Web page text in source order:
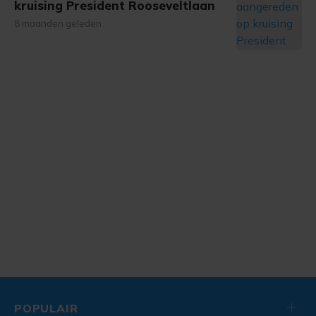
kruising President Rooseveltlaan
8 maanden geleden
POPULAIR